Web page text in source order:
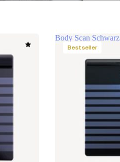
Body Scan Schwarz
Bestseller